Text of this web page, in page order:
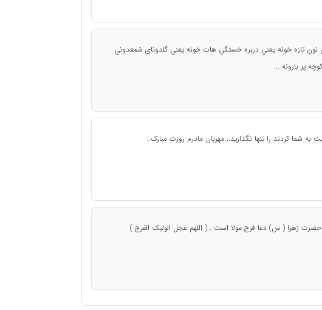
نون تازه خونه يعني دربره خستگي هات خونه يعني گلدوناي شمعدوني
پر بارونه ...
شما کردند را تنها نگذارید.. مهربان مادرم روزت مبارک..
زهرا ( س) دعا فرج مولا است . ( اللهم عجل الولیک الفرج )